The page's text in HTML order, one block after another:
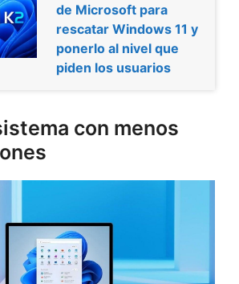
de Microsoft para
rescatar Windows 11 y
ponerlo al nivel que
piden los usuarios
con menos